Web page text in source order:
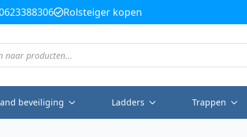
Rolsteiger kopen
beveiliging Ladders Trappen